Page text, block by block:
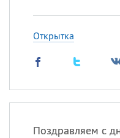
Открытка
Поздравляем с